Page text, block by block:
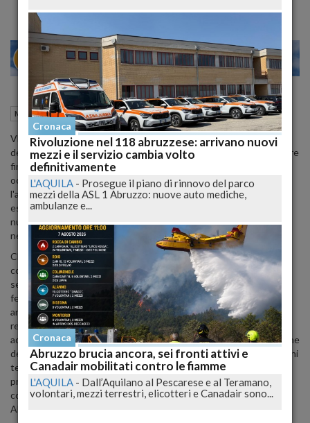
22 27 VENEZIA
Meteo 28 Gennaio 2015 09:48
VENERDI' 30: NORD - cielo molto nuvoloso durante le prime ore
del mattino con residue precipitazioni che tenderanno a permanere
fino a meta' giornata sui settori orientali, mentre su quelli centro-
occidentali la nuvolosita' tendera' a dissolversi rapidamente dopo
l'alba lasciando ampi spazi di sereno che, dal pomeriggio, si
estenderanno anche sulle regioni del Triveneto. Permane la
nuvolosita' sull'arco alpino con precipitazioni anche a carattere
nevoso a quote basse.
CENTRO E SARDEGNA - sulla Sardegna cielo molto nuvoloso o
coperto con rovesci e temporali diffusi in particolare lungo il
settore centro-meridionale, in serata parziale attenuazione dei
fenomeni; cielo coperto con precipitazioni sparse a tratti diffuse
anche a carattere di rovescio temporalesco in particolare sulle
regioni tirreniche, in attenuazione durante la serata; sulle regioni
adriatiche cielo coperto con piogge sparse al mattino, attenuazione
dei fenomeni dal pomeriggio anche se sulle Marche le precipitazioni
termineranno dopo il tramonto; sui rilievi appenninici centrali, le
precipitazioni assumeranno carattere nevoso a partire da quote
comprese tra i 600-700 metri e risulteranno piu' abbondanti su
Abruzzo, Lazio e zone di confine tra Umbria e Marche.
Cronaca
Rivoluzione nel 118 abruzzese: arrivano nuovi
mezzi e il servizio cambia volto
definitivamente
L'AQUILA - Prosegue il piano di rinnovo del parco
mezzi della ASL 1 Abruzzo: nuove auto mediche,
ambulanze e...
Cronaca
Abruzzo brucia ancora, sei fronti attivi e
Canadair mobilitati contro le fiamme
L'AQUILA - Dall’Aquilano al Pescarese e al Teramano,
volontari, mezzi terrestri, elicotteri e Canadair sono...